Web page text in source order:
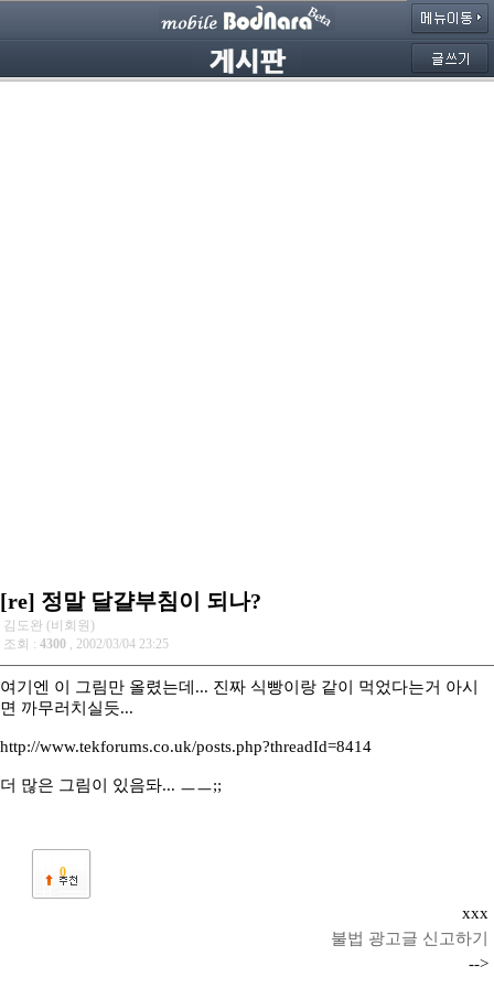
[re] 정말 달걀부침이 되나?
김도완 (비회원)
조회 : 4300 , 2002/03/04 23:25
여기엔 이 그림만 올렸는데... 진짜 식빵이랑 같이 먹었다는거 아시
면 까무러치실듯...
http://www.tekforums.co.uk/posts.php?threadId=8414
더 많은 그림이 있음돠... ㅡㅡ;;
0
xxx
불법 광고글 신고하기
-->